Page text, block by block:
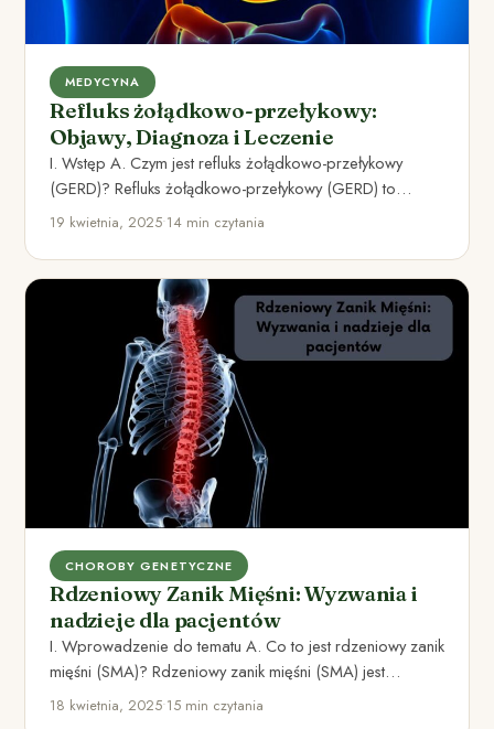
MEDYCYNA
Refluks żołądkowo-przełykowy:
Objawy, Diagnoza i Leczenie
I. Wstęp A. Czym jest refluks żołądkowo-przełykowy
(GERD)? Refluks żołądkowo-przełykowy (GERD) to
schorzenie, które polega na cofaniu się…
19 kwietnia, 2025•14 min czytania
CHOROBY GENETYCZNE
Rdzeniowy Zanik Mięśni: Wyzwania i
nadzieje dla pacjentów
I. Wprowadzenie do tematu A. Co to jest rdzeniowy zanik
mięśni (SMA)? Rdzeniowy zanik mięśni (SMA) jest
rzadką…
18 kwietnia, 2025•15 min czytania